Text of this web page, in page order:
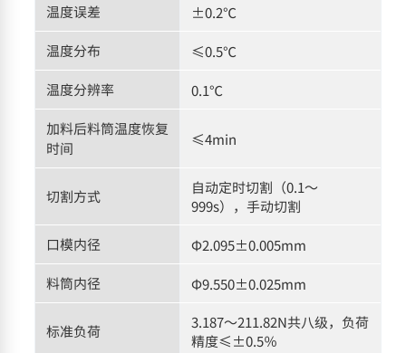
温度误差
±0.2℃
温度分布
≤0.5℃
温度分辨率
0.1℃
加料后料筒温度恢复
时间
≤4min
切割方式
自动定时切割（0.1～
999s），手动切割
口模内径
Φ2.095±0.005mm
料筒内径
Φ9.550±0.025mm
标准负荷
3.187～211.82N共八级，负荷
精度≤±0.5％